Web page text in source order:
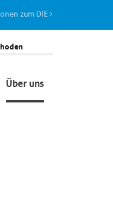
zum DIE
Über uns